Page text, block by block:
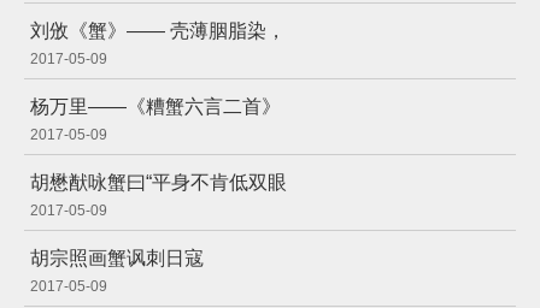
刘攽《蟹》—— 壳薄胭脂染，
2017-05-09
杨万里——《糟蟹六言二首》
2017-05-09
胡懋猷咏蟹曰“平身不肯低双眼
2017-05-09
胡宗照画蟹讽刺日寇
2017-05-09